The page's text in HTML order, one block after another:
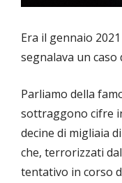
Era il gennaio
segnalava un caso
Parliamo della
sottraggono cifre
decine di migliaia
che, terrorizzati
tentativo in corso